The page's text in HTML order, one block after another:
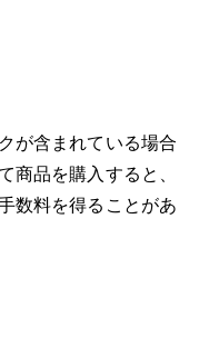
が含まれている場合
商品を購入すると、
数料を得ることがあ